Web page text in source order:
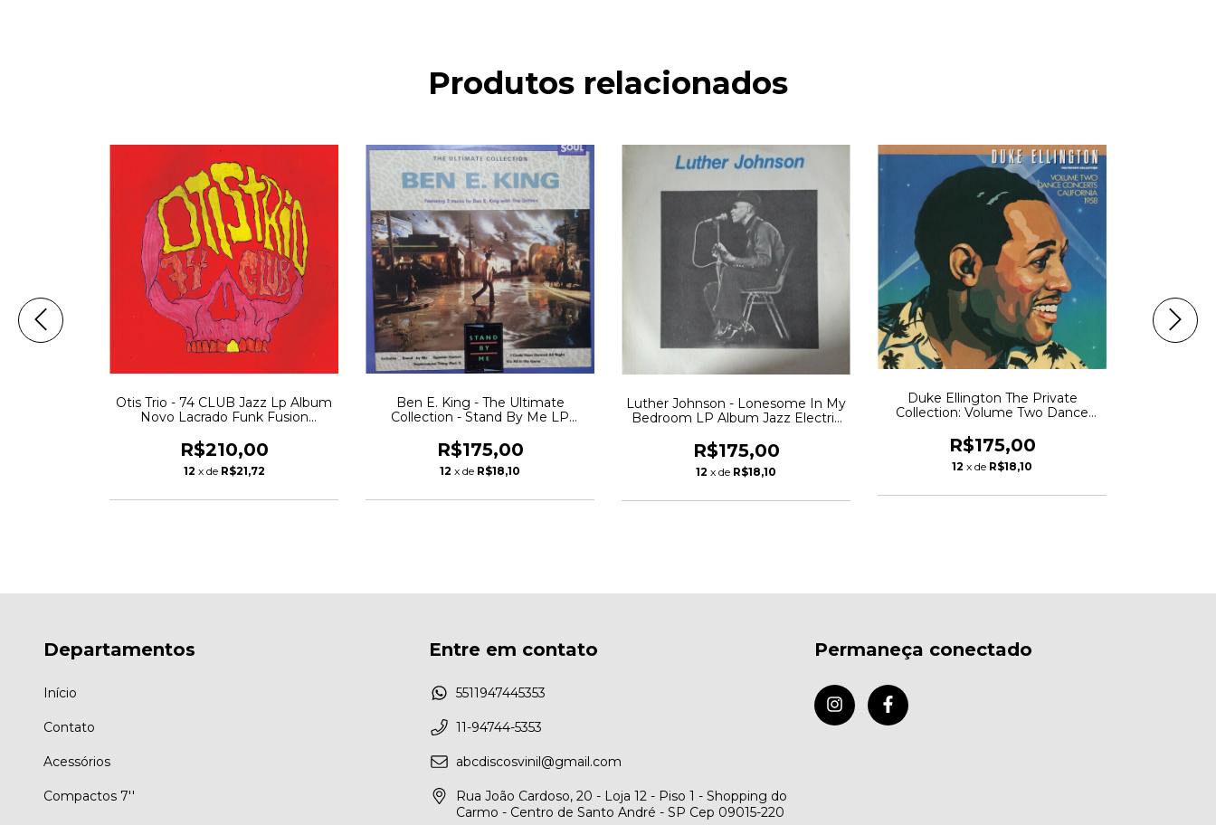
Produtos relacionados
Otis Trio - 74 CLUB Jazz Lp Album
Novo Lacrado Funk Fusion
R$210,00
12 x de R$21,72
Ben E. King - The Ultimate
Collection - Stand By Me LP
R$175,00
12 x de R$18,10
Luther Johnson - Lonesome In My
Bedroom LP Album Jazz Electric
R$175,00
12 x de R$18,10
Duke Ellington The Private
Collection: Volume Two Dance
2 X Vinyl Duplo
R$175,00
12 x de R$18,10
Departamentos
Início
Contato
Acessórios
Compactos 7''
Entre em contato
5511947445353
11-94744-5353
abcdiscosvinil@gmail.com
Rua João Cardoso, 20 - Loja 12 - Piso 1 - Shopping do
Carmo - Centro de Santo André - SP Cep 09015-220
Permaneça conectado